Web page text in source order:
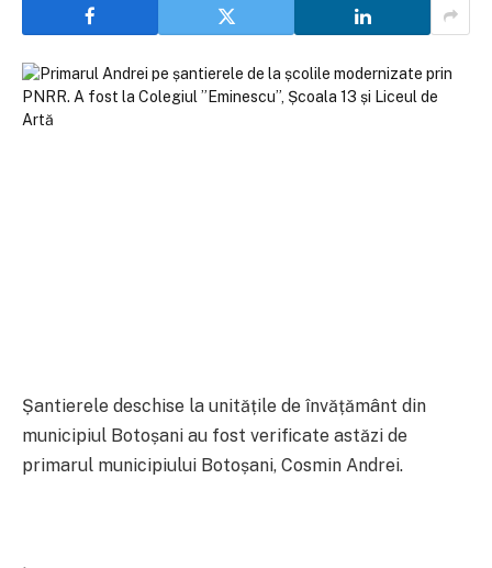
Șantierele deschise la unitățile de învățământ din
municipiul Botoșani au fost verificate astăzi de
primarul municipiului Botoșani, Cosmin Andrei.